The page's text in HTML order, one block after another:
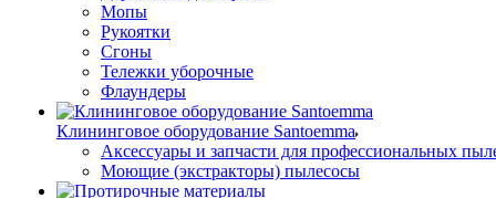
Мопы
Рукоятки
Сгоны
Тележки уборочные
Флаундеры
Клининговое оборудование Santoemma
Аксессуары и запчасти для профессиональных
Моющие (экстракторы) пылесосы